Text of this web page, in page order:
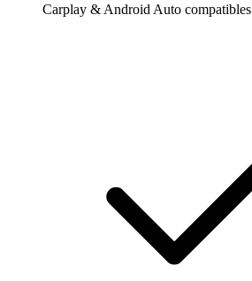
Carplay & Android Auto compatibles